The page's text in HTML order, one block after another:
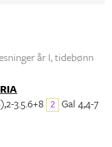
år I, tidebønn
3.5.6+8 2 Gal 4,4-7